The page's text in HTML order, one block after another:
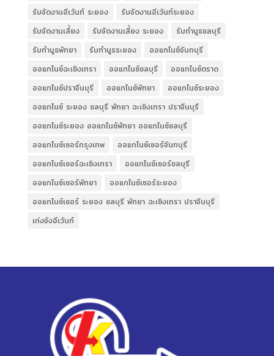
รับจัดงานอีเว้นท์ ระยอง
รับจัดงานอีเว้นท์ระยอง
รับจัดงานเลี้ยง
รับจัดงานเลี้ยง ระยอง
รับทำบูธชลบุรี
รับทำบูธพัทยา
รับทำบูธระยอง
ออแกไนซ์จันทบุรี
ออแกไนซ์ฉะเชิงเทรา
ออแกไนซ์ชลบุรี
ออแกไนซ์ตราด
ออแกไนซ์ปราจีนบุรี
ออแกไนซ์พัทยา
ออแกไนซ์ระยอง
ออแกไนซ์ ระยอง ชลบุรี พัทยา ฉะเชิงเทรา ปราจีนบุรี
ออแกไนซ์ระยอง ออแกไนซ์พัทยา ออแกไนซ์ชลบุรี
ออแกไนซ์เซอร์กรุงเทพ
ออแกไนซ์เซอร์จันทบุรี
ออแกไนซ์เซอร์ฉะเชิงเทรา
ออแกไนซ์เซอร์ชลบุรี
ออแกไนซ์เซอร์พัทยา
ออแกไนซ์เซอร์ระยอง
ออแกไนซ์เซอร์ ระยอง ชลบุรี พัทยา ฉะเชิงเทรา ปราจีนบุรี
เก่งจังอีเว้นท์